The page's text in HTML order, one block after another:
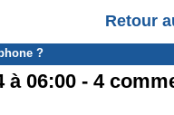
Retour
?
à 06:00 - 4